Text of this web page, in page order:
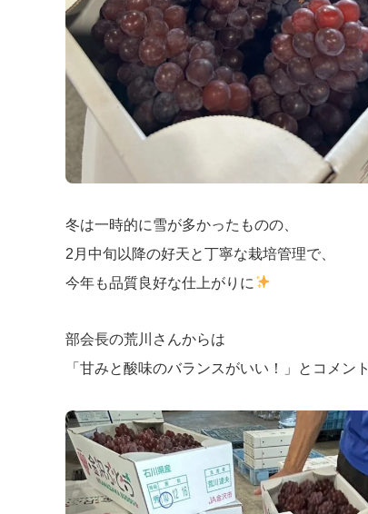
冬は一時的に雪が多かったものの、
2月中旬以降の好天と丁寧な栽培管理で、
今年も品質良好な仕上がりに
部会長の荒川さんからは
「甘みと酸味のバランスがいい！」とコメント